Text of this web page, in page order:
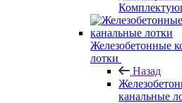
Железобетонные
лотки
Назад
канальные